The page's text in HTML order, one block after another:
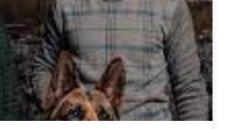
le bombe a mano. Altre
specie di baracca è un
cambiato […]